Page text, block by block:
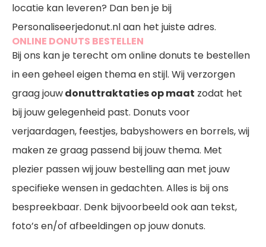
locatie kan leveren? Dan ben je bij
Personaliseerjedonut.nl aan het juiste adres.
ONLINE DONUTS BESTELLEN
Bij ons kan je terecht om online donuts te bestellen
in een geheel eigen thema en stijl. Wij verzorgen
graag jouwdonuttraktaties op maat zodat het
bij jouw gelegenheid past. Donuts voor
verjaardagen, feestjes, babyshowers en borrels, wij
maken ze graag passend bij jouw thema. Met
plezier passen wij jouw bestelling aan met jouw
specifieke wensen in gedachten. Alles is bij ons
bespreekbaar. Denk bijvoorbeeld ook aan tekst,
foto’s en/of afbeeldingen op jouw donuts.